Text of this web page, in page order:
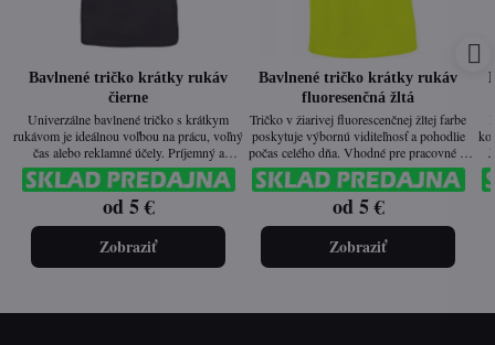
Bavlnené tričko krátky rukáv
čierne
Univerzálne bavlnené tričko s krátkym
rukávom je ideálnou voľbou na prácu, voľný
čas alebo reklamné účely. Príjemný a
priedušný materiál zaisťuje komfort pri
celodennom nosení. Jednoduchý dizajn
umožňuje ľahké kombinovanie s ďalším
oblečením a je vhodný aj na firemné
od 5 €
Zobraziť
Bavlnené tričko krátky rukáv
fluoresenčná žltá
Tričko v žiarivej fluorescenčnej žltej farbe
poskytuje výbornú viditeľnosť a pohodlie
počas celého dňa. Vhodné pre pracovné aj
voľnočasové aktivity.
od 5 €
Zobraziť